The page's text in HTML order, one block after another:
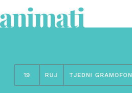
19 RUJ TJEDNI GRAMOFON